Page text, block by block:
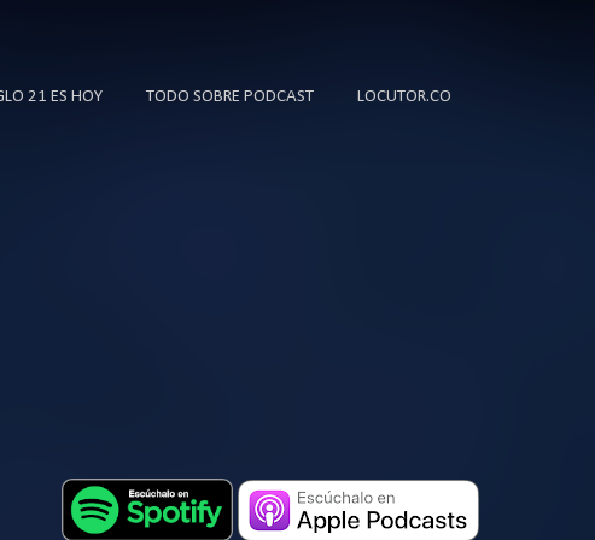
21 ES HOY TODO SOBRE PODCAST LOCUTOR.CO